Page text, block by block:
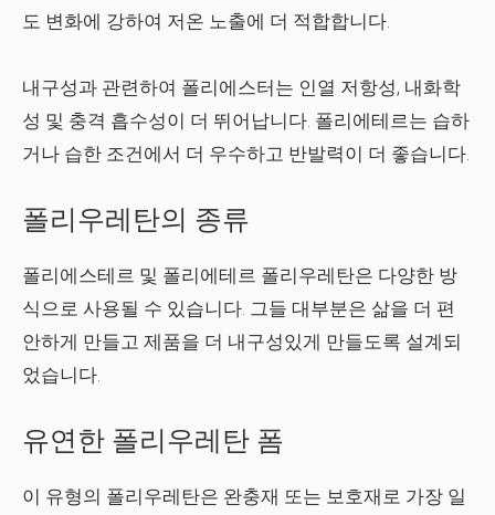
도 변화에 강하여 저온 노출에 더 적합합니다.
내구성과 관련하여 폴리에스터는 인열 저항성, 내화학
성 및 충격 흡수성이 더 뛰어납니다. 폴리에테르는 습하
거나 습한 조건에서 더 우수하고 반발력이 더 좋습니다.
폴리우레탄의 종류
폴리에스테르 및 폴리에테르 폴리우레탄은 다양한 방
식으로 사용될 수 있습니다. 그들 대부분은 삶을 더 편
안하게 만들고 제품을 더 내구성있게 만들도록 설계되
었습니다.
유연한 폴리우레탄 폼
이 유형의 폴리우레탄은 완충재 또는 보호재로 가장 일